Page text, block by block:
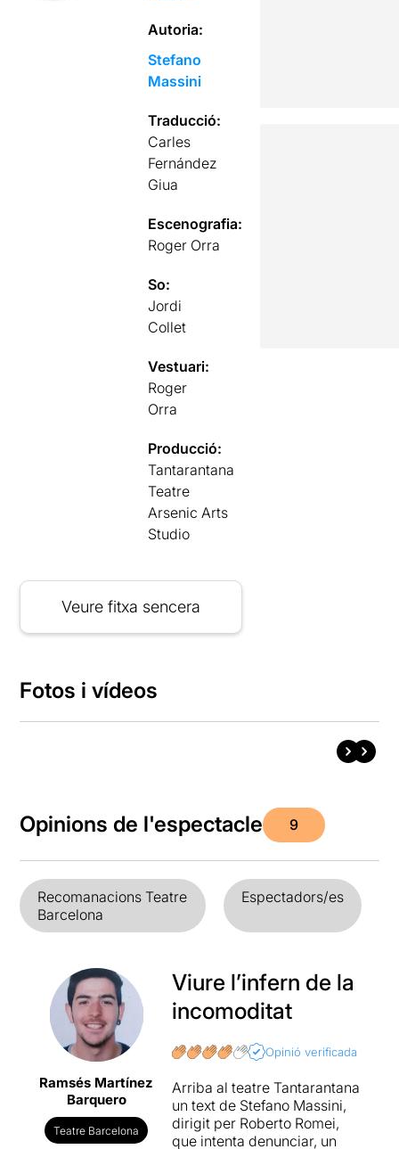
Autoria:
Stefano
Massini
Traducció:
Carles
Fernández
Giua
Escenografia:
Roger Orra
So:
Jordi
Collet
Vestuari:
Roger
Orra
Producció:
Tantarantana
Teatre
Arsenic Arts
Studio
Veure fitxa sencera
Fotos i vídeos
Opinions de l'espectacle 9
Recomanacions Teatre
Barcelona
Espectadors/es
Ramsés Martínez
Barquero
Teatre Barcelona
Viure l’infern de la
incomoditat
Opinió verificada
Arriba al teatre Tantarantana
un text de Stefano Massini,
dirigit per Roberto Romei,
que intenta denunciar, un